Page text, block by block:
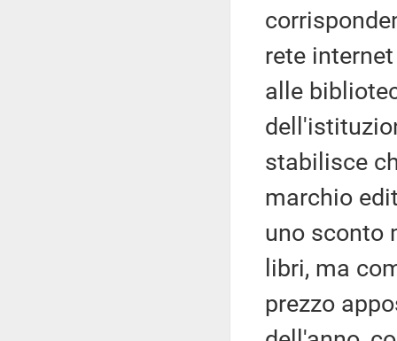
rete
alle
stabilisce
marchio
uno sconto
libri, ma
prezzo